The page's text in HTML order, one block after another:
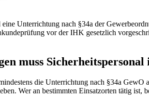
Unterrichtung nach §34a der
vor der IHK gesetzlich
muss
die Unterrichtung nach §34a
Wer an bestimmten Einsatzorten tätig